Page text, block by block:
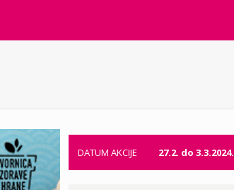
DATUM AKCIJE 27.2. do 3.3.2024.